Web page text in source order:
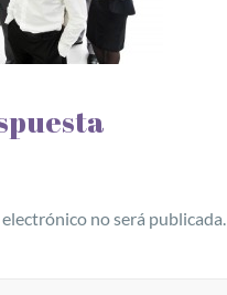
no será publicada.